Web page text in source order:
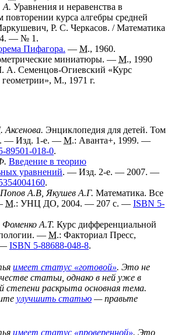
А. Уравнения и неравенства в
повторении курса алгебры средней
Р. С. Черкасов. / Математика
— № 1.
Пифагора. — М., 1960.
миниатюры. — М., 1990
А. Семенцов-Огиевский «Курс
геометрии», М., 1971 г.
Аксенова. Энциклопедия для детей. Том
— Изд. 1-е. — М.: Аванта+, 1999. —
89501-018-0.
Введение в теорию
уравнений. — Изд. 2-е. — 2007. —
.
А.В, Якушев А.Г. Математика. Все
М.: УНЦ ДО, 2004. — 207 с. — ISBN 5-
А.Т. Курс дифференциальной
— М.: Факториал Пресс,
— ISBN 5-88688-048-8.
имеет статус «готовой». Это не
статьи , однако в ней уже в
степени раскрыта основная тема.
улучшить статью — правьте
имеет статус «проверенной». Это